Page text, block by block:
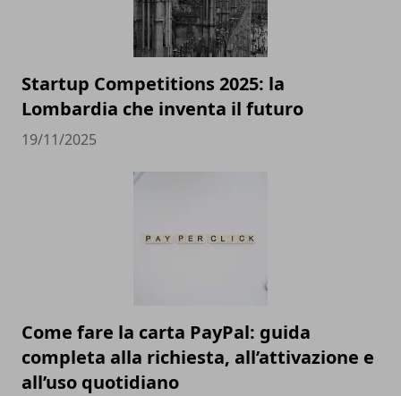
Startup Competitions 2025: la
Lombardia che inventa il futuro
19/11/2025
Come fare la carta PayPal: guida
completa alla richiesta, all’attivazione e
all’uso quotidiano